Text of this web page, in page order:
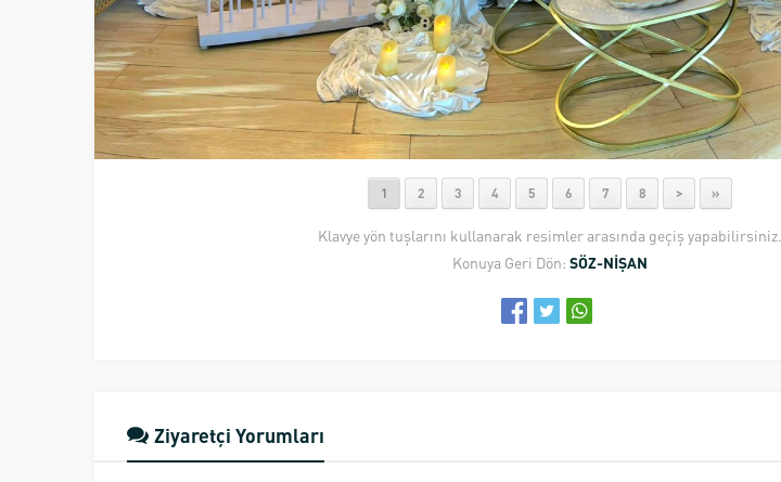
1 2 3 4 5 6 7 8 > »
Klavye yön tuşlarını kullanarak resimler arasında geçiş yapabilirsiniz.
Konuya Geri Dön: SÖZ-NİŞAN
Ziyaretçi Yorumları